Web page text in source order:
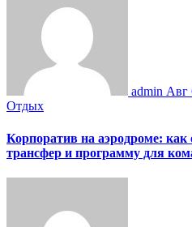
admin Авг
Отдых
Корпоратив на аэродроме:
трансфер и программу для